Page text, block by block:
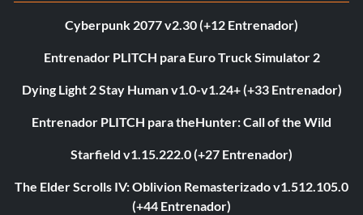
Cyberpunk 2077 v2.30 (+12 Entrenador)
Entrenador PLITCH para Euro Truck Simulator 2
Dying Light 2 Stay Human v1.0-v1.24+ (+33 Entrenador)
Entrenador PLITCH para theHunter: Call of the Wild
Starfield v1.15.222.0 (+27 Entrenador)
The Elder Scrolls IV: Oblivion Remasterizado v1.512.105.0
(+44 Entrenador)